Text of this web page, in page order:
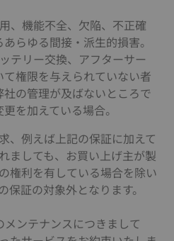
、機能不全、欠陥、不正確
らゆる間接・派生的損害。
テリー交換、アフターサー
て権限を与えられていない者
の管理が及ばないところで
を加えている場合。
、例えば上記の保証に加えて
ましても、お買い上げ主が製
権利を有している場合を除い
証の対象外となります。
ンテナンスにつきまして